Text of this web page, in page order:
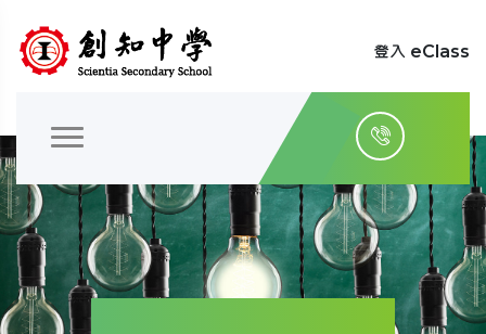
登入 eClass